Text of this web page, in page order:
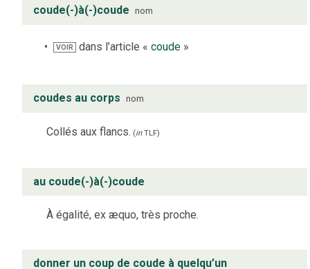
coude(-)à(-)coude nom
VOIR dans l’article «coude »
coudes au corps nom
Collés aux flancs. (inTLF)
au coude(-)à(-)coude
À égalité, ex æquo, très proche.
donner un coup de coude à quelqu’un